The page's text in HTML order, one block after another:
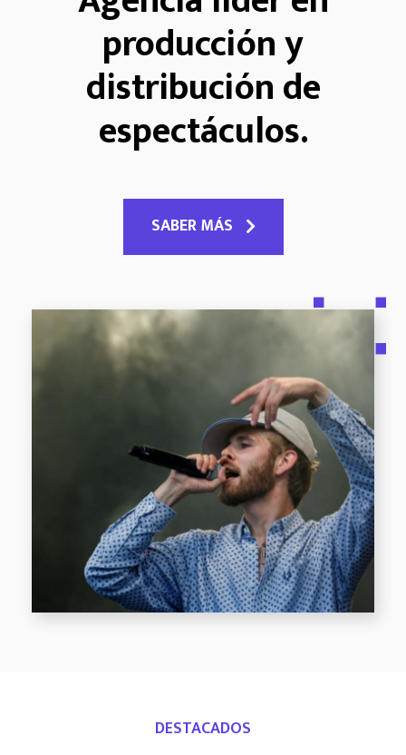
producción y
distribución de
espectáculos.
SABER MÁS
DESTACADOS